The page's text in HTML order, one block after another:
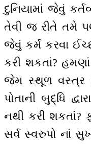
દુનિયામાં જેવું
તેવી જ રીતે તમે
જેવું કર્મ કરવા
કરી શકતાં?
જેમ સ્થૂળ વસ્ત્ર
પોતાની બુદ્ધિ
નથી કરી
સર્વ સ્વરુપો નાં